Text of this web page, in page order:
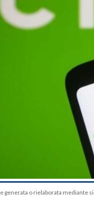
generata o rielaborata mediante